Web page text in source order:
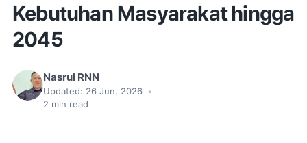
Kebutuhan Masyarakat hingga
2045
Nasrul RNN
Updated: 26 Jun, 2026 •
2 min read